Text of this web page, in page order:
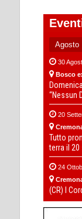
30
Bosco
“Nessun
20
Tutto
terra il
24
(CR) I